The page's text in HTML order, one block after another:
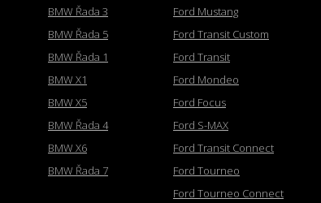
BMW Řada 3
BMW Řada 5
BMW Řada 1
BMW X1
BMW X5
BMW Řada 4
BMW X6
BMW Řada 7
Ford Mustang
Ford Transit Custom
Ford Transit
Ford Mondeo
Ford Focus
Ford S-MAX
Ford Transit Connect
Ford Tourneo
Ford Tourneo Connect